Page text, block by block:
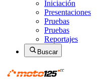
Iniciación
Presentaciones
Pruebas
Pruebas
Reportajes
Buscar